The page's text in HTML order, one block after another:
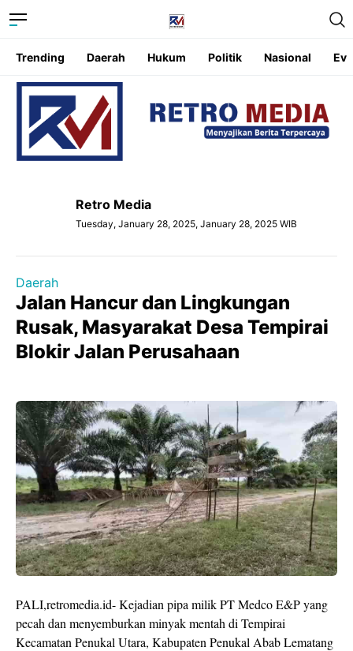
Trending Daerah Hukum Politik Nasional
Retro Media
Tuesday, January 28, 2025, January 28, 2025 WIB
Daerah
Jalan Hancur dan Lingkungan
Rusak, Masyarakat Desa Tempirai
Blokir Jalan Perusahaan
PALI,retromedia.id- Kejadian pipa milik PT Medco E&P yang
pecah dan menyemburkan minyak mentah di Tempirai
Kecamatan Penukal Utara, Kabupaten Penukal Abab Lematang